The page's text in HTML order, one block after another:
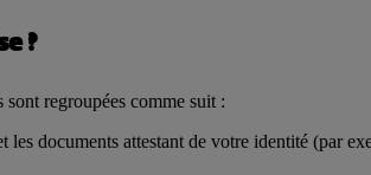
?
regroupées comme suit :
documents attestant de votre identité (par